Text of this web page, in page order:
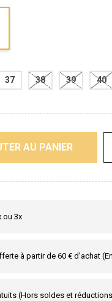
37 38 39 40
AU PANIER
ou 3x
à partir de 60 € d’achat
(Hors soldes et